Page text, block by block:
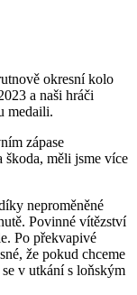
okresní kolo
a naši hráči
medaili.
zápase
škoda, měli jsme více
neproměněné
Povinné vítězství
Po překvapivé
že pokud chceme
v utkání s loňským